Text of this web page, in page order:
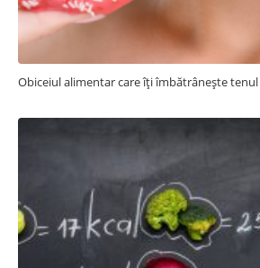
Obiceiul alimentar care îți îmbătrânește tenul